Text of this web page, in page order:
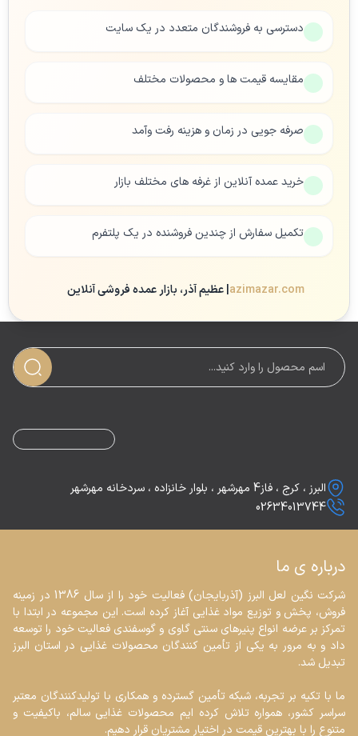
دسترسی به فروشندگان متعدد در یک سایت
مقایسه قیمت ها و محصولات مختلف
صرفه جویی در زمان و هزینه رفت وآمد
خرید عمده آنلاین از غرفه های مختلف بازار
تکمیل سفارش از چندین فروشنده در یک پلتفرم
azimazar.com | عظیم آذر، بازار عمده فروشی آنلاین
درباره ی ما
البرز ، کرج ، فاز4 مهرشهر ، بلوار خانزاده ، سردخانه مهرشهر
02634013744